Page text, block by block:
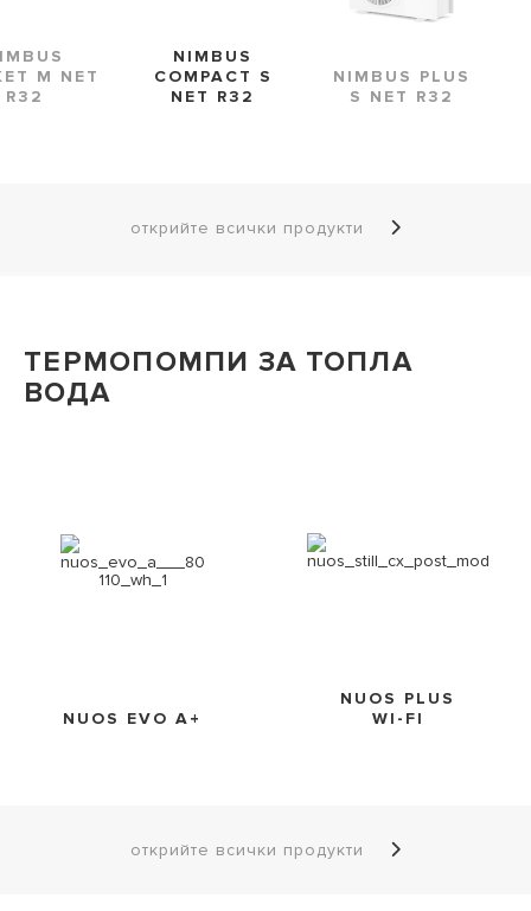
M NET
R32
NIMBUS
COMPACT S
NET R32
NIMBUS PLUS
S NET R32
открийте всички продукти
ТЕРМОПОМПИ ЗА ТОПЛА
ВОДА
NUOS EVO A+
NUOS PLUS
WI-FI
открийте всички продукти